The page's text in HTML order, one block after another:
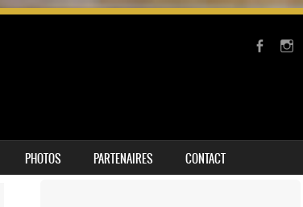
PHOTOS PARTENAIRES CONTACT